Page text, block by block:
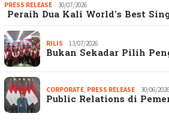
PRESS RELEASE 30/07/2026
Peraih Dua Kali World’s Best
RILIS 13/07/2026
Bukan Sekadar Pilih
CORPORATE, PRESS RELEASE 30/06/2026
Public Relations di